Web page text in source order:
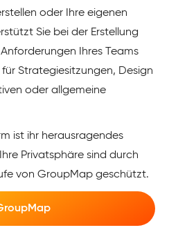
oder Ihre eigenen
Sie bei der Erstellung
Ihres Teams
Strategiesitzungen, Design
oder allgemeine
ist ihr herausragendes
Privatsphäre sind durch
von GroupMap geschützt.